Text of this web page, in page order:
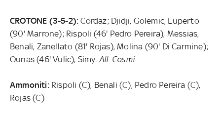
CROTONE (3-5-2):Cordaz; Djidji, Golemic, Luperto
(90' Marrone); Rispoli (46' Pedro Pereira), Messias,
Benali, Zanellato (81' Rojas), Molina (90' Di Carmine);
Ounas (46' Vulic), Simy. All. Cosmi
Ammoniti: Rispoli (C), Benali (C), Pedro Pereira (C),
Rojas (C)